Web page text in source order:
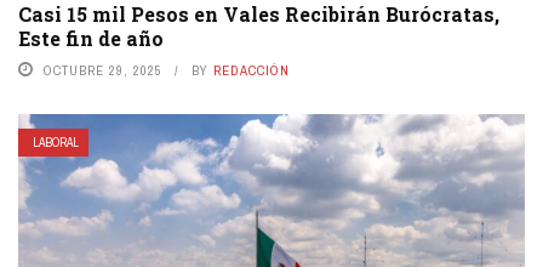
Casi 15 mil Pesos en Vales Recibirán Burócratas,
Este fin de año
OCTUBRE 29, 2025 BY REDACCIÓN
LABORAL